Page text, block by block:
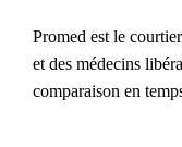
Promed est le
et des médecins
comparaison en